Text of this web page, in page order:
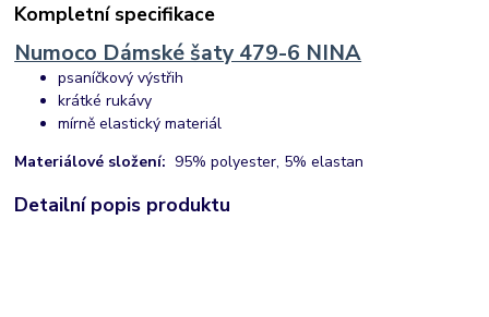
Kompletní specifikace
Numoco Dámské šaty 479-6 NINA
psaníčkový výstřih
krátké rukávy
mírně elastický materiál
Materiálové složení: 95% polyester, 5% elastan
Detailní popis produktu